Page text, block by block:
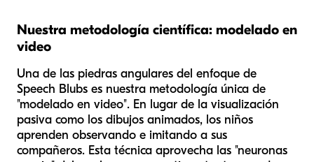
Nuestra metodología científica: modelado en
video
Una de las piedras angulares del enfoque de
Speech Blubs es nuestra metodología única de
"modelado en video". En lugar de la visualización
pasiva como los dibujos animados, los niños
aprenden observando e imitando a sus
compañeros. Esta técnica aprovecha las "neuronas